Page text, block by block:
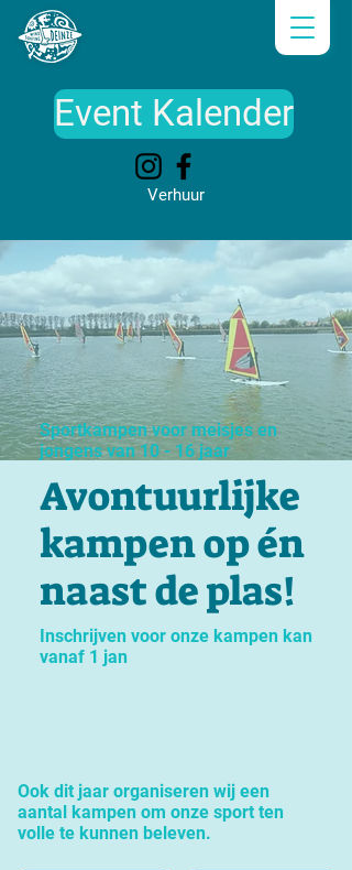
Verhuur
Event Kalender
Sportkampen voor meisjes en
jongens van 10 - 16 jaar
Avontuurlijke
kampen op én
naast de plas!
Inschrijven voor onze kampen kan
vanaf 1 jan
Ook dit jaar organiseren wij een
aantal kampen om onze sport ten
volle te kunnen beleven.